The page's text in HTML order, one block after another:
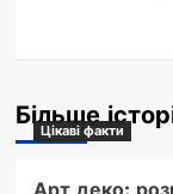
Більше
Цікаві факти